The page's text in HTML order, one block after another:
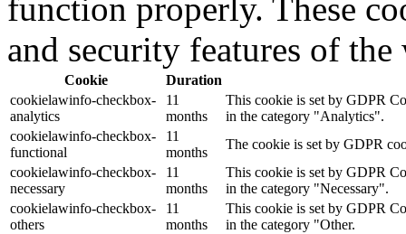
function properly. These
and security features of
Cookie
Duration
cookielawinfo-checkbox-
analytics
11
months
This cookie is set by GDPR
in the category "Analytics".
cookielawinfo-checkbox-
functional
11
months
The cookie is set by GDPR
cookielawinfo-checkbox-
necessary
11
months
This cookie is set by GDPR
in the category "Necessary".
cookielawinfo-checkbox-
others
11
months
This cookie is set by GDPR
in the category "Other.